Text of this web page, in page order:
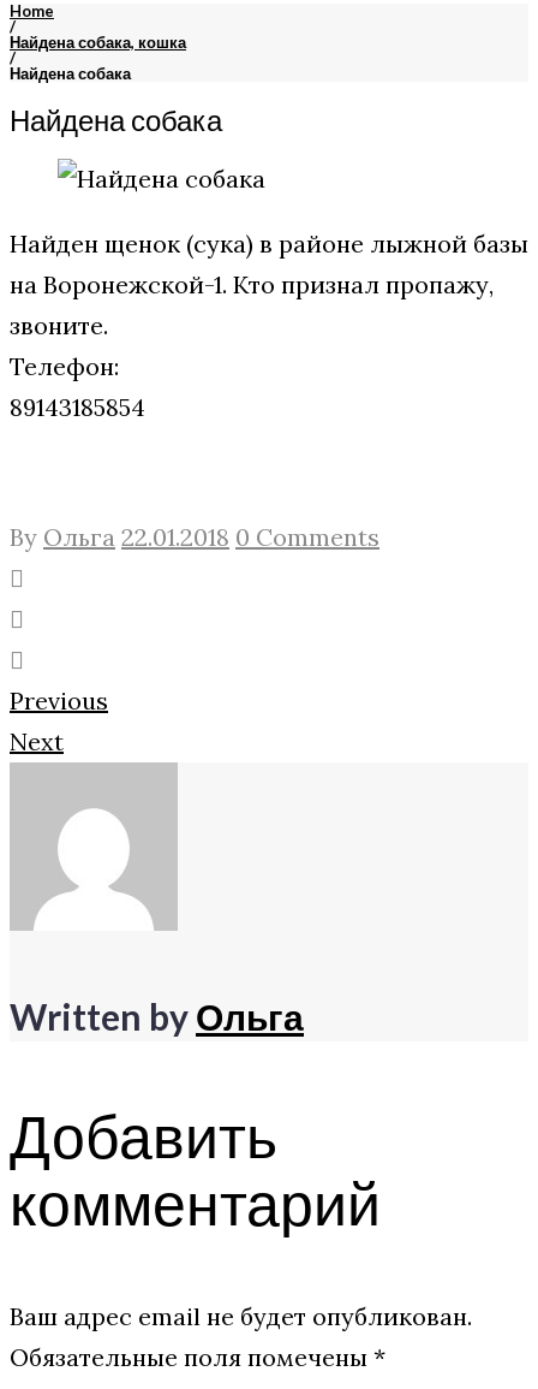
Home
/
Найдена собака, кошка
/
Найдена собака
Найдена собака
Найден щенок (сука) в районе лыжной базы
на Воронежской-1. Кто признал пропажу,
звоните.
Телефон:
89143185854
By Ольга 22.01.2018 0 Comments
Навигация
по
записям
Previous
Next
Written byОльга
Добавить
комментарий
Ваш адрес email не будет опубликован.
Обязательные поля помечены *